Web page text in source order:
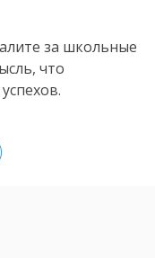
за школьные
что